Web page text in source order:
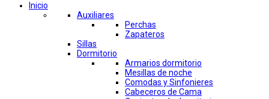
Inicio
Auxiliares
Perchas
Zapateros
Sillas
Dormitorio
Armarios dormitorio
Mesillas de noche
Comodas y Sinfonieres
Cabeceros de Cama